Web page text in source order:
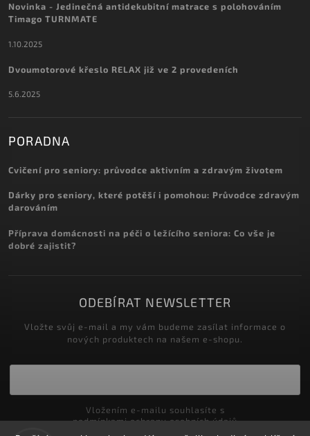
Novinka - Jedinečná antidekubitní matrace s polohováním
Timago TURNMATE
1.10.2025
Dvoumotorové křeslo RELAX již ve 2 provedeních
5.6.2025
PORADNA
Cvičení pro seniory: průvodce aktivním a zdravým životem
Dárky pro seniory, které potěší i pomohou: Průvodce zdravým
darováním
Příprava domácnosti na péči o ležícího seniora: Co vše je
dobré zajistit?
ODEBÍRAT NEWSLETTER
Vložte svůj e-mail a my vám budeme zasílat informace o
nových produktech na našem e-shopu.
podmínkami ochrany osobních údajů